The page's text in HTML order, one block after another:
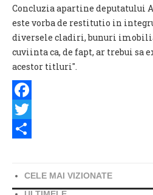
Concluzia apartine deputatului
este vorba de restitutio in
diversele cladiri, bunuri
cuviinta ca, de fapt, ar trebui sa
acestor titluri".
Facebook
Twitter
CELE MAI VIZIONATE